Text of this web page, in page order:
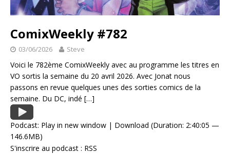
ComixWeekly #782
03/06/2026 Steve
Voici le 782ème ComixWeekly avec au programme les titres en
VO sortis la semaine du 20 avril 2026. Avec Jonat nous
passons en revue quelques unes des sorties comics de la
semaine. Du DC, indé […]
Podcast: Play in new window | Download (Duration: 2:40:05 —
146.6MB)
S'inscrire au podcast : RSS